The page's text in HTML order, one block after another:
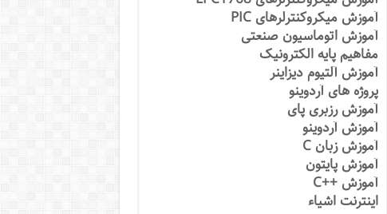
آموزش میکروکنترلرهای PIC
آموزش اتوماسیون صنعتی
مفاهیم پایه الکترونیک
آموزش آلتیوم دیزاینر
پروژه های آردوینو
آموزش رزبری پای
آموزش آردوینو
آموزش زبان C
آموزش پایتون
آموزش ++C
اینترنت اشیاء